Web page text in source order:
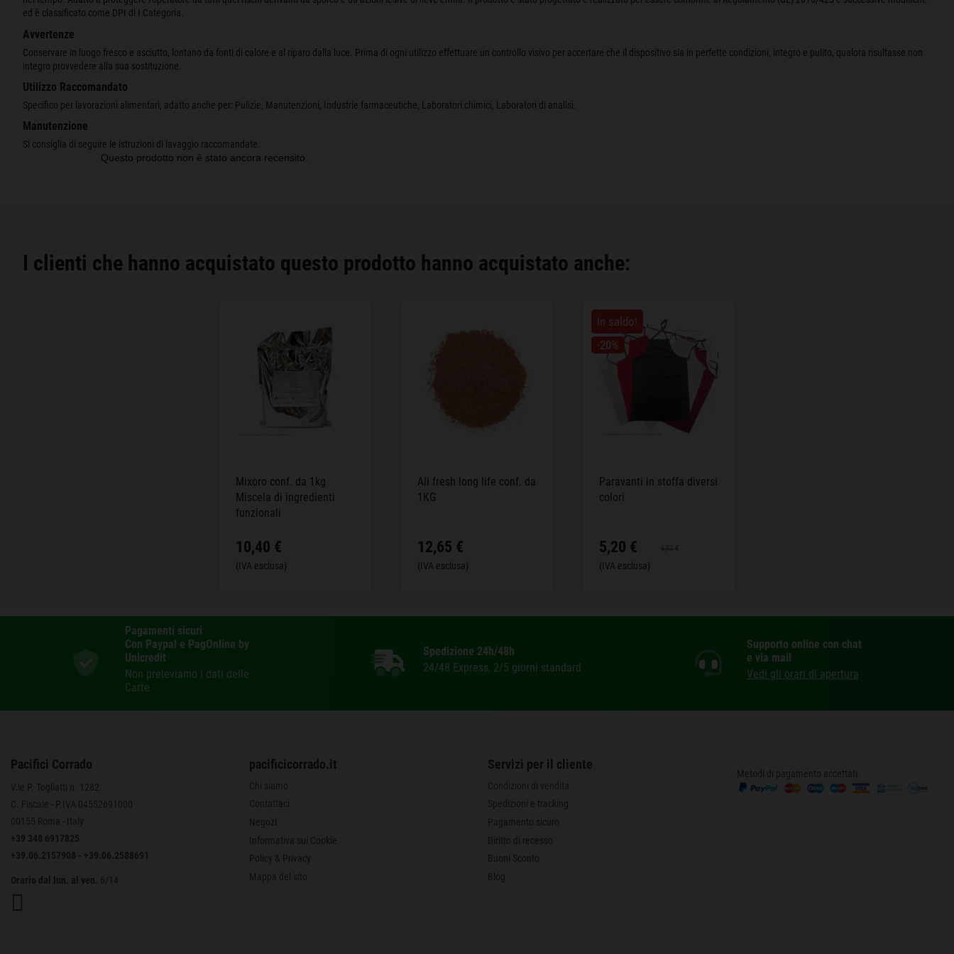
ed è classificato come DPI di I Categoria.
Avvertenze
Conservare in luogo fresco e asciutto, lontano da fonti di calore e al riparo dalla luce. Prima di ogni utilizzo effettuare un controllo visivo per accertare che il dispositivo sia in perfette condizioni, integro e pulito, qualora risultasse non
integro provvedere alla sua sostituzione.
Utilizzo Raccomandato
Specifico per lavorazioni alimentari, adatto anche per: Pulizie, Manutenzioni, Industrie farmaceutiche, Laboratori chimici, Laboratori di analisi.
Manutenzione
Si consiglia di seguire le istruzioni di lavaggio raccomandate.
I clienti che hanno acquistato questo prodotto hanno acquistato anche:
Mixoro conf. da 1kg
Miscela di ingredienti
funzionali
10,40 €
(IVA esclusa)
Ali fresh long life conf. da
1KG
12,65 €
(IVA esclusa)
In saldo!
-20%
Paravanti in stoffa diversi
colori
5,20 €
(IVA esclusa)
Pagamenti sicuri
Con Paypal e PagOnline by
Unicredit
Non preleviamo i dati delle
Carte
Spedizione 24h/48h
24/48 Express, 2/5 giorni standard
Supporto online con chat
e via mail
Vedi gli orari di apertura
Pacifici Corrado
V.le P. Togliatti n. 1282
C. Fiscale - P.IVA 04552691000 -
00155 Roma - Italy
+39 348 6917825
+39.06.2157908 - +39.06.2588691
Orario dal lun. al ven. 6/14
pacificicorrado.it
Chi siamo
Contattaci
Negozi
Informativa sui Cookie
Policy & Privacy
Mappa del sito
Servizi per il cliente
Condizioni di vendita
Spedizioni e tracking
Pagamento sicuro
Diritto di recesso
Buoni Sconto
Blog
Metodi di pagamento accettati.